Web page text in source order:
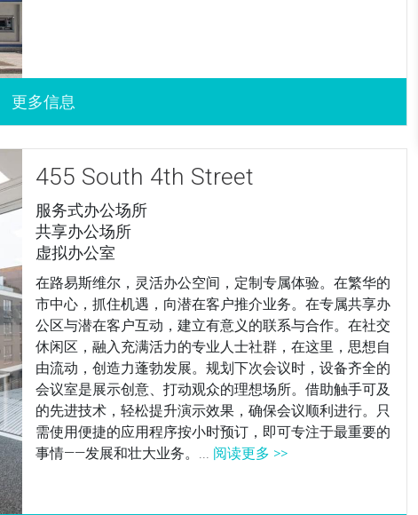
455 South 4th Street
服务式办公场所
共享办公场所
虚拟办公室
在路易斯维尔，灵活办公空间，定制专属体验。在繁华的
市中心，抓住机遇，向潜在客户推介业务。在专属共享办
公区与潜在客户互动，建立有意义的联系与合作。在社交
休闲区，融入充满活力的专业人士社群，在这里，思想自
由流动，创造力蓬勃发展。规划下次会议时，设备齐全的
会议室是展示创意、打动观众的理想场所。借助触手可及
的先进技术，轻松提升演示效果，确保会议顺利进行。只
需使用便捷的应用程序按小时预订，即可专注于最重要的
事情——发展和壮大业务。... 阅读更多 >>